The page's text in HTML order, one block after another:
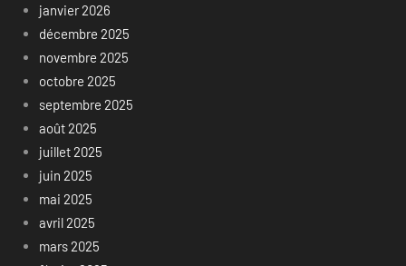
janvier 2026
décembre 2025
novembre 2025
octobre 2025
septembre 2025
août 2025
juillet 2025
juin 2025
mai 2025
avril 2025
mars 2025